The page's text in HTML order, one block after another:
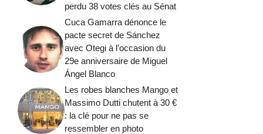
perdu 38 votes clés au Sénat
Cuca Gamarra dénonce le
pacte secret de Sánchez
avec Otegi à l’occasion du
29e anniversaire de Miguel
Ángel Blanco
Les robes blanches Mango et
Massimo Dutti chutent à 30 €
: la clé pour ne pas se
ressembler en photo